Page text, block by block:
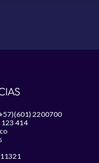
2200700
123 414